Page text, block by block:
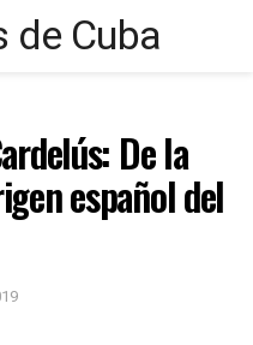
De la
español del